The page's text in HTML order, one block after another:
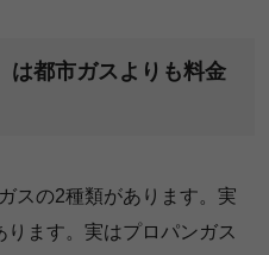
は都市ガスよりも料金
スの2種類があります。実
ます。実はプロパンガス